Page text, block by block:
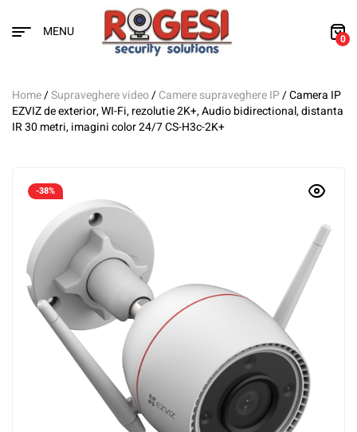
MENU 0
Home/Supraveghere video/Camere supraveghere IP/ Camera IP
EZVIZ de exterior, WI-Fi, rezolutie 2K+, Audio bidirectional, distanta
IR 30 metri, imagini color 24/7 CS-H3c-2K+
-38%